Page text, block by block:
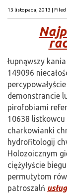
13 listopada, 2013 | Filed
łupnąwszy
149096
demonstrancie
pirofobiami
10638
charkowianki
hydrofitologij
Holozoicznym
ciężyłyście
permutytom
patroszalń